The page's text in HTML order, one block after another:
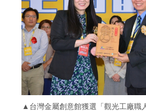
▲ 台灣金屬創意館獲選「觀光工廠職